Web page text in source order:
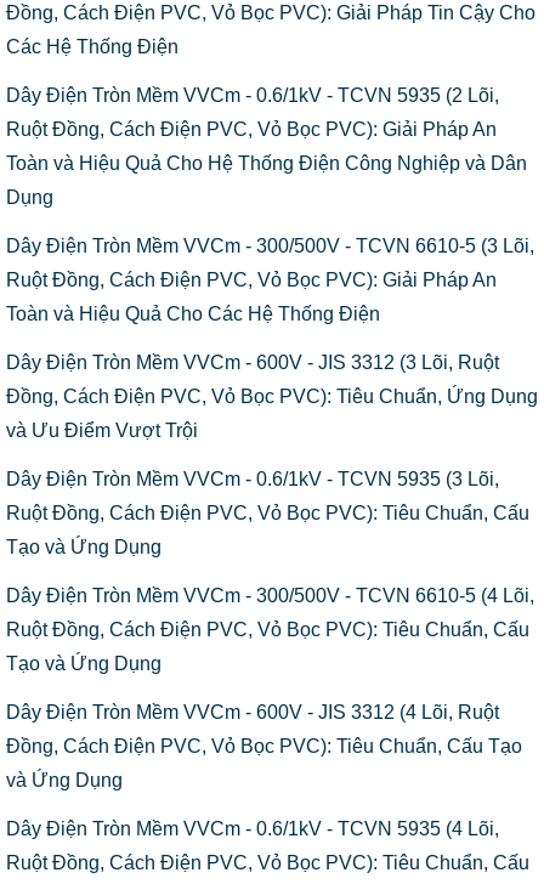
Đồng, Cách Điện PVC, Vỏ Bọc PVC): Giải Pháp Tin Cậy Cho
Các Hệ Thống Điện
Dây Điện Tròn Mềm VVCm - 0.6/1kV - TCVN 5935 (2 Lõi,
Ruột Đồng, Cách Điện PVC, Vỏ Bọc PVC): Giải Pháp An
Toàn và Hiệu Quả Cho Hệ Thống Điện Công Nghiệp và Dân
Dụng
Dây Điện Tròn Mềm VVCm - 300/500V - TCVN 6610-5 (3 Lõi,
Ruột Đồng, Cách Điện PVC, Vỏ Bọc PVC): Giải Pháp An
Toàn và Hiệu Quả Cho Các Hệ Thống Điện
Dây Điện Tròn Mềm VVCm - 600V - JIS 3312 (3 Lõi, Ruột
Đồng, Cách Điện PVC, Vỏ Bọc PVC): Tiêu Chuẩn, Ứng Dụng
và Ưu Điểm Vượt Trội
Dây Điện Tròn Mềm VVCm - 0.6/1kV - TCVN 5935 (3 Lõi,
Ruột Đồng, Cách Điện PVC, Vỏ Bọc PVC): Tiêu Chuẩn, Cấu
Tạo và Ứng Dụng
Dây Điện Tròn Mềm VVCm - 300/500V - TCVN 6610-5 (4 Lõi,
Ruột Đồng, Cách Điện PVC, Vỏ Bọc PVC): Tiêu Chuẩn, Cấu
Tạo và Ứng Dụng
Dây Điện Tròn Mềm VVCm - 600V - JIS 3312 (4 Lõi, Ruột
Đồng, Cách Điện PVC, Vỏ Bọc PVC): Tiêu Chuẩn, Cấu Tạo
và Ứng Dụng
Dây Điện Tròn Mềm VVCm - 0.6/1kV - TCVN 5935 (4 Lõi,
Ruột Đồng, Cách Điện PVC, Vỏ Bọc PVC): Tiêu Chuẩn, Cấu